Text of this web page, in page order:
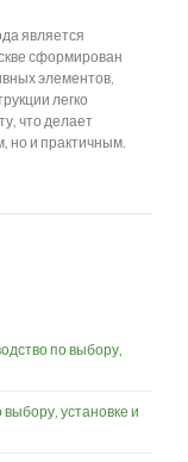
является
сформирован
элементов,
легко
что делает
но и практичным.
по выбору,
установке и